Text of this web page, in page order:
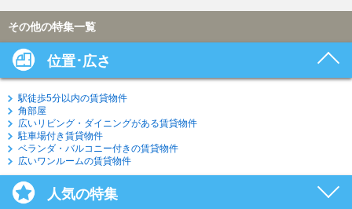
その他の特集一覧
位置･広さ
駅徒歩5分以内の賃貸物件
角部屋
広いリビング・ダイニングがある賃貸物件
駐車場付き賃貸物件
ベランダ・バルコニー付きの賃貸物件
広いワンルームの賃貸物件
人気の特集